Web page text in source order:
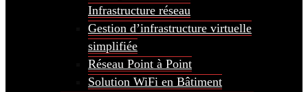
Infrastructure réseau
Gestion d’infrastructure virtuelle
simplifiée
Réseau Point à Point
Solution WiFi en Bâtiment